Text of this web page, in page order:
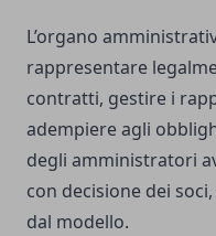
L’organo
rappresentare
contratti, gestire i
adempiere agli
degli amministratori
con decisione dei
dal modello.